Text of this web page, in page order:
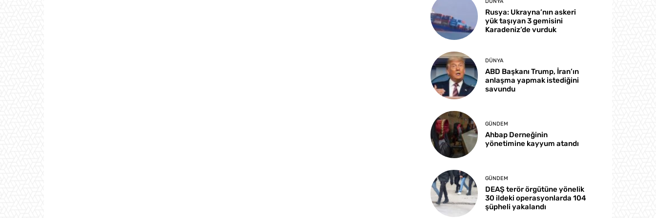
DÜNYA
Rusya: Ukrayna’nın askeri
yük taşıyan 3 gemisini
Karadeniz’de vurduk
DÜNYA
ABD Başkanı Trump, İran’ın
anlaşma yapmak istediğini
savundu
GÜNDEM
Ahbap Derneğinin
yönetimine kayyum atandı
GÜNDEM
DEAŞ terör örgütüne yönelik
30 ildeki operasyonlarda 104
şüpheli yakalandı